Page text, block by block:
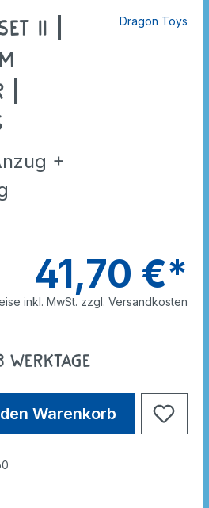
II |
+
Dragon Toys
41,70 €*
inkl. MwSt. zzgl. Versandkosten
Werktage
Warenkorb